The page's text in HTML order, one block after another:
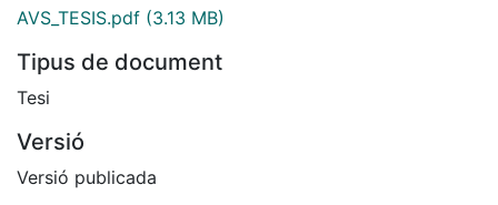
AVS_TESIS.pdf (3.13 MB)
Tipus de document
Tesi
Versió
Versió publicada